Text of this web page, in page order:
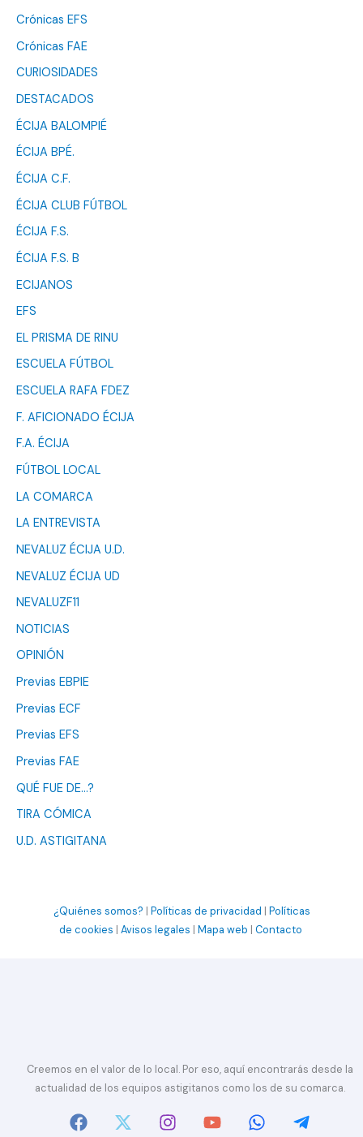
Crónicas EFS
Crónicas FAE
CURIOSIDADES
DESTACADOS
ÉCIJA BALOMPIÉ
ÉCIJA BPÉ.
ÉCIJA C.F.
ÉCIJA CLUB FÚTBOL
ÉCIJA F.S.
ÉCIJA F.S. B
ECIJANOS
EFS
EL PRISMA DE RINU
ESCUELA FÚTBOL
ESCUELA RAFA FDEZ
F. AFICIONADO ÉCIJA
F.A. ÉCIJA
FÚTBOL LOCAL
LA COMARCA
LA ENTREVISTA
NEVALUZ ÉCIJA U.D.
NEVALUZ ÉCIJA UD
NEVALUZF11
NOTICIAS
OPINIÓN
Previas EBPIE
Previas ECF
Previas EFS
Previas FAE
QUÉ FUE DE…?
TIRA CÓMICA
U.D. ASTIGITANA
¿Quiénes somos? | Políticas de privacidad | Políticas
de cookies | Avisos legales | Mapa web | Contacto
Creemos en el valor de lo local. Por eso, aquí encontrarás desde la
actualidad de los equipos astigitanos como los de su comarca.